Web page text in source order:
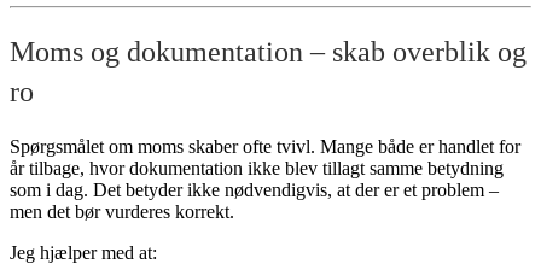
Moms og dokumentation – skab overblik og
ro
Spørgsmålet om moms skaber ofte tvivl. Mange både er handlet for
år tilbage, hvor dokumentation ikke blev tillagt samme betydning
som i dag. Det betyder ikke nødvendigvis, at der er et problem –
men det bør vurderes korrekt.
Jeg hjælper med at: